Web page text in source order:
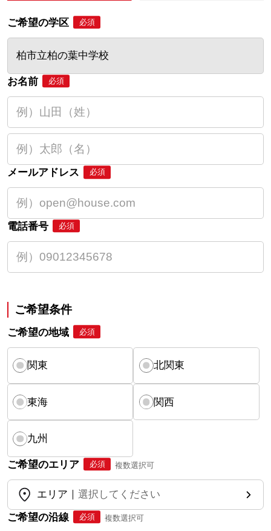
ご希望の学区 必須
柏市立柏の葉中学校
お名前 必須
メールアドレス 必須
電話番号 必須
ご希望条件
ご希望の地域 必須
関東 北関東
東海 関西
九州
ご希望のエリア 必須 複数選択可
エリア
選択してください
ご希望の沿線
必須 複数選択可